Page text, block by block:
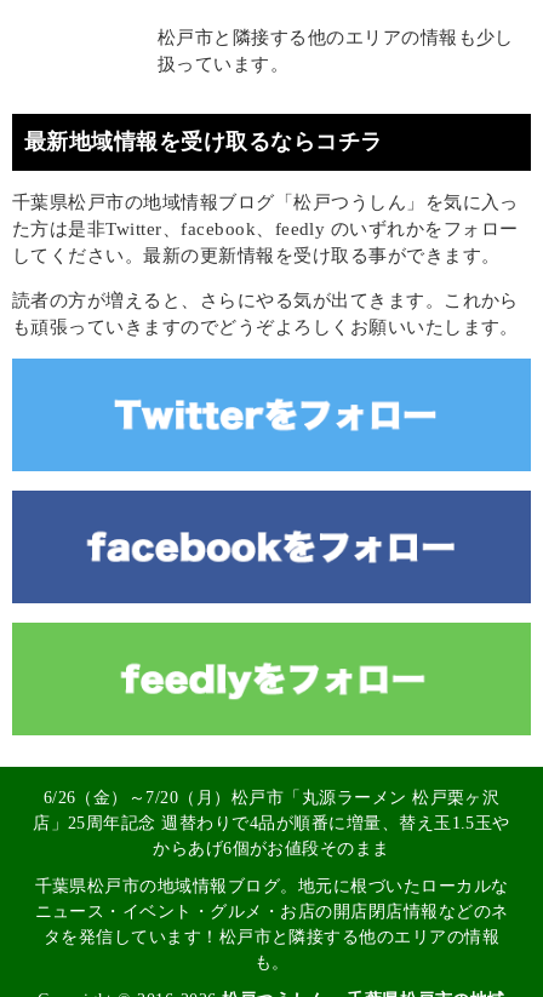
松戸市と隣接する他のエリアの情報も少し
扱っています。
最新地域情報を受け取るならコチラ
千葉県松戸市の地域情報ブログ「松戸つうしん」を気に入っ
た方は是非Twitter、facebook、feedly のいずれかをフォロー
してください。最新の更新情報を受け取る事ができます。
読者の方が増えると、さらにやる気が出てきます。これから
も頑張っていきますのでどうぞよろしくお願いいたします。
6/26（金）～7/20（月）松戸市「丸源ラーメン 松戸栗ヶ沢
店」25周年記念 週替わりで4品が順番に増量、替え玉1.5玉や
からあげ6個がお値段そのまま
千葉県松戸市の地域情報ブログ。地元に根づいたローカルな
ニュース・イベント・グルメ・お店の開店閉店情報などのネ
タを発信しています！松戸市と隣接する他のエリアの情報
も。